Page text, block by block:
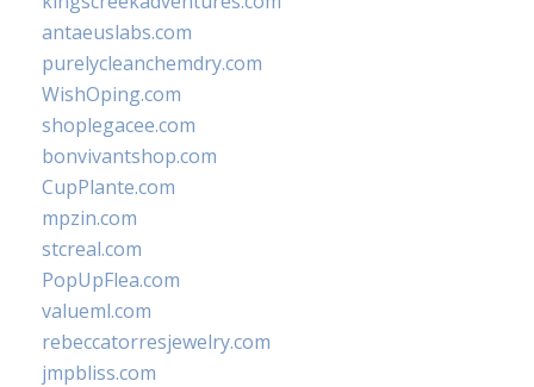
antaeuslabs.com
purelycleanchemdry.com
WishOping.com
shoplegacee.com
bonvivantshop.com
CupPlante.com
mpzin.com
stcreal.com
PopUpFlea.com
valueml.com
rebeccatorresjewelry.com
jmpbliss.com